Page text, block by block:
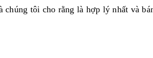
chúng tôi cho rằng là hợp lý nhất và